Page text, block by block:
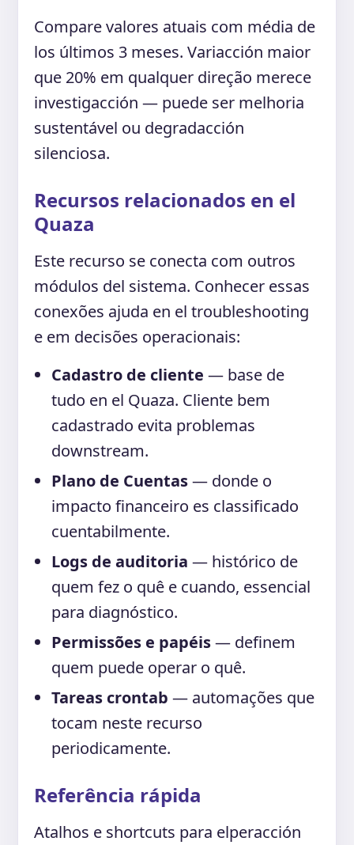
Compare valores atuais com média de
los últimos 3 meses. Variacción maior
que 20% em qualquer direção merece
investigacción — puede ser melhoria
sustentável ou degradacción
silenciosa.
Recursos relacionados en el
Quaza
Este recurso se conecta com outros
módulos del sistema. Conhecer essas
conexões ajuda en el troubleshooting
e em decisões operacionais:
Cadastro de cliente — base de
tudo en el Quaza. Cliente bem
cadastrado evita problemas
downstream.
Plano de Cuentas— donde o
impacto financeiro es classificado
cuentabilmente.
Logs de auditoria — histórico de
quem fez o quê e cuando, essencial
para diagnóstico.
Permissões e papéis— definem
quem puede operar o quê.
Tareas crontab — automações que
tocam neste recurso
periodicamente.
Referência rápida
Atalhos e shortcuts para elperacción